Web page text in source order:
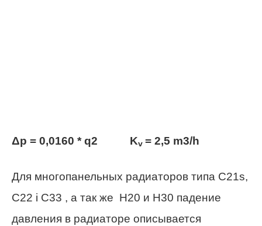
Δp = 0,0160 * q2 Kv = 2,5 m3/h
Для многопанельных радиаторов типа C21s,
C22 i C33 , а так же H20 и H30 падение
давления в радиаторе описывается